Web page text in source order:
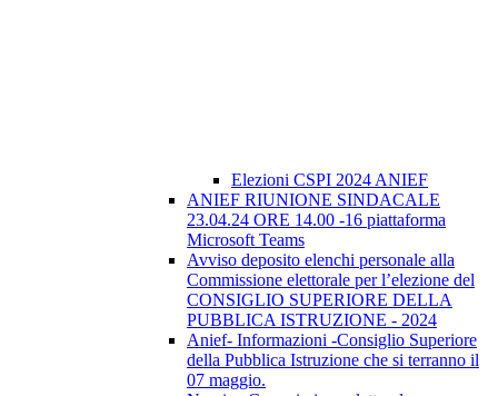
Elezioni CSPI 2024 ANIEF
ANIEF RIUNIONE SINDACALE
23.04.24 ORE 14.00 -16 piattaforma
Microsoft Teams
Avviso deposito elenchi personale alla
Commissione elettorale per l’elezione del
CONSIGLIO SUPERIORE DELLA
PUBBLICA ISTRUZIONE - 2024
Anief- Informazioni -Consiglio Superiore
della Pubblica Istruzione che si terranno il
07 maggio.